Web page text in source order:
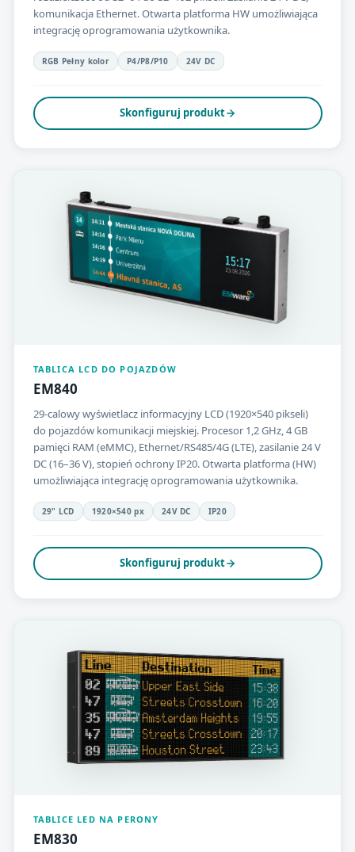
komunikacja Ethernet. Otwarta platforma HW umożliwiająca
integrację oprogramowania użytkownika.
RGB Pełny kolor P4/P8/P10 24V DC
Skonfiguruj produkt
TABLICA LCD DO POJAZDÓW
EM840
29-calowy wyświetlacz informacyjny LCD (1920×540 pikseli)
do pojazdów komunikacji miejskiej. Procesor 1,2 GHz, 4 GB
pamięci RAM (eMMC), Ethernet/RS485/4G (LTE), zasilanie 24 V
DC (16–36 V), stopień ochrony IP20. Otwarta platforma (HW)
umożliwiająca integrację oprogramowania użytkownika.
29" LCD 1920×540 px 24V DC IP20
Skonfiguruj produkt
TABLICE LED NA PERONY
EM830